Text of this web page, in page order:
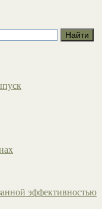
эффективностью